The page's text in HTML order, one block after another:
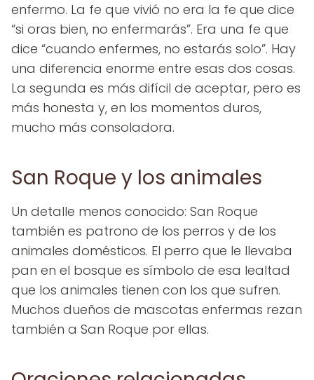
enfermo. La fe que vivió no era la fe que dice
“si oras bien, no enfermarás”. Era una fe que
dice “cuando enfermes, no estarás solo”. Hay
una diferencia enorme entre esas dos cosas.
La segunda es más difícil de aceptar, pero es
más honesta y, en los momentos duros,
mucho más consoladora.
San Roque y los animales
Un detalle menos conocido: San Roque
también es patrono de los perros y de los
animales domésticos. El perro que le llevaba
pan en el bosque es símbolo de esa lealtad
que los animales tienen con los que sufren.
Muchos dueños de mascotas enfermas rezan
también a San Roque por ellas.